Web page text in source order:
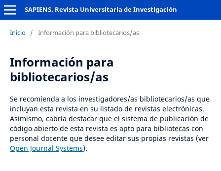
SAPIENS. Revista Universitaria de Investigación
Inicio / Información para bibliotecarios/as
Información para
bibliotecarios/as
Se recomienda a los investigadores/as bibliotecarios/as que
incluyan esta revista en su listado de revistas electrónicas.
Asimismo, cabría destacar que el sistema de publicación de
código abierto de esta revista es apto para bibliotecas con
personal docente que desee editar sus propias revistas (ver
Open Journal Systems).